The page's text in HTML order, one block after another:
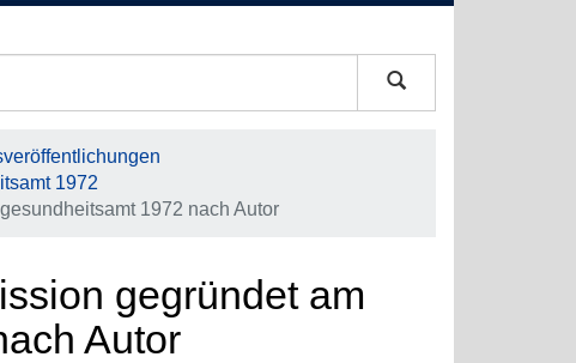
1972
1972 nach Autor
gegründet am
Autor